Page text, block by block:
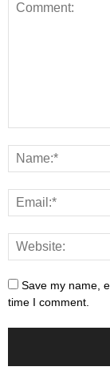
Save my name,
time I comment.